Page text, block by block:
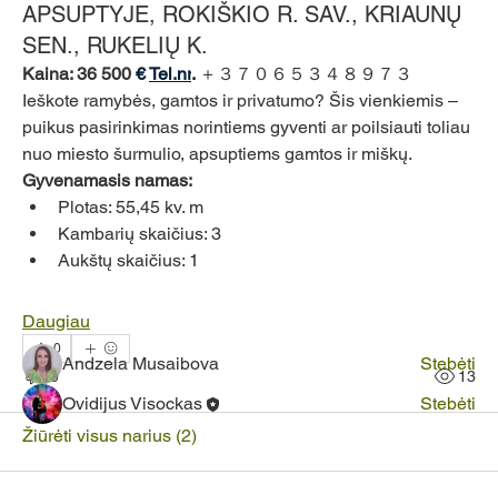
APSUPTYJE, ROKIŠKIO R. SAV., KRIAUNŲ
SEN., RUKELIŲ K.
Kaina: 36 500 € Tel.nr. ＋３７０６５３４８９７３
Ieškote ramybės, gamtos ir privatumo? Šis vienkiemis –
puikus pasirinkimas norintiems gyventi ar poilsiauti toliau
nuo miesto šurmulio, apsuptiems gamtos ir miškų.
Gyvenamasis namas:
Plotas: 55,45 kv. m
Kambarių skaičius: 3
Aukštų skaičius: 1
Daugiau
0
0 13
Apie
Sveiki atvykę į grupę! Susisiekite su kitas nariais, gaukite
naujienas ir dalykitės vaizdo failais.
Nariai
Andzela Musaibova
Stebėti
Ovidijus Visockas
Stebėti
Žiūrėti visus narius (2)